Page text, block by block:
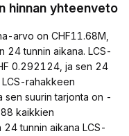
hinnan yhteenveto
arvo on CHF11.68M,
24 tunnin aikana. LCS-
0.292124, ja sen 24
rahakkeen
sen suurin tarjonta on -
kaikkien
tunnin aikana LCS-